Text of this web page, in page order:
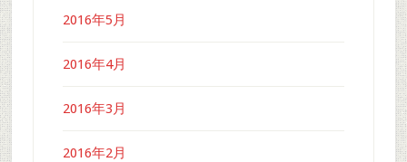
2016年5月
2016年4月
2016年3月
2016年2月